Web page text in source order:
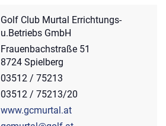
Golf Club Murtal Errichtungs-
u.Betriebs GmbH
Frauenbachstraße 51
8724 Spielberg
03512 / 75213
03512 / 75213/20
www.gcmurtal.at